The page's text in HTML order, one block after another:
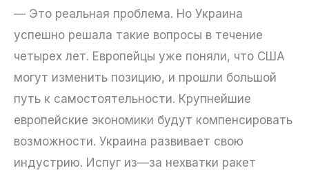
— Это реальная проблема. Но Украина
успешно решала такие вопросы в течение
четырех лет. Европейцы уже поняли, что США
могут изменить позицию, и прошли большой
путь к самостоятельности. Крупнейшие
европейские экономики будут компенсировать
возможности. Украина развивает свою
индустрию. Испуг из—за нехватки ракет